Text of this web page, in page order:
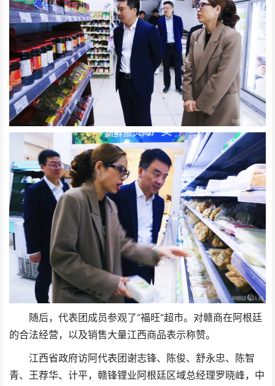
随后，代表团成员参观了“福旺”超市。对赣商在阿根廷
的合法经营，以及销售大量江西商品表示称赞。
江西省政府访阿代表团谢志锋、陈俊、舒永忠、陈智
青、王荐华、计平，赣锋锂业阿根廷区域总经理罗晓峰，中